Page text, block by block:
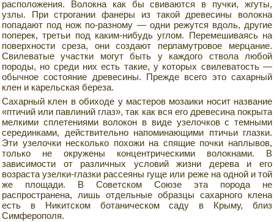
расположения. Волокна как бы свиваются в пучки, жгуты,
узлы. При строгании фанеры из такой древесины волокна
попадают под нож по-разному — одни режутся вдоль, другие
поперек, третьи под каким-нибудь углом. Перемешиваясь на
поверхности среза, они создают перламутровое мерцание.
Свилеватые участки могут быть у каждого ствола любой
породы, но среди них есть такие, у которых свилеватость —
обычное состояние древесины. Прежде всего это сахарный
клен и карельская береза.
Сахарный клен в обиходе у мастеров мозаики носит название
«птичий или павлиний глаз», так как вся его древесина покрыта
мелкими сплетениями волокон в виде узелочков с темными
серединками, действительно напоминающими птичьи глазки.
Эти узелочки несколько похожи на спящие почки наплывов,
только не окружены концентрическими волокнами. В
зависимости от различных условий жизни дерева и его
возраста узелки-глазки рассеяны гуще или реже на одной и той
же площади. В Советском Союзе эта порода не
распространена, лишь отдельные образцы сахарного клена
есть в Никитском ботаническом саду в Крыму, близ
Симферополя.